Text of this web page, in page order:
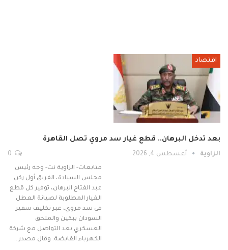
اقتصاد
بعد تدخل البرهان.. قطع غيار سد مروي تصل القاهرة
الزاوية أغسطس 4, 2026
متابعات- الزاوية نت- وجه رئيس
مجلس السيادة، الفريق أول ركن
عبد الفتاح البرهان، توفير كل قطع
الغيار المطلوبة لصيانة العطل
في سد مروي، عبر تكليف سفير
السودان ببكين والملحق
العسكري بعد التواصل مع شركة
الكهرباء القابضة. وقال مصدر…